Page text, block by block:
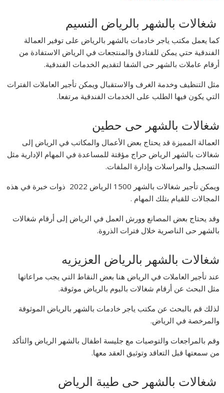
شغالات بالشهر بالرياض النسيم
كما يعمل مكتب ياجر خادمات بالشهر بالرياض على توفير العمالة
الفندقية حتي يمكن للفنادق والمنتجعات في الرياض الاستفادة من
أرقام عاملات بالشهر حى الشفا لتقديم الخدمات الفندقية.
مثل التنظيف وخدمة الغرف والاستقبال ويمكن تأجير العاملات الفترات
التي يكون فيها الطلب على الخدمات الفندقية مرتفعا.
شغالات بالشهر حى حطين
العمالة المميزة قد يحتاج بعض الأعمال والمكاتب في الرياض إلى
شغالات بالشهر الرياض حراج مؤقتة للمساعدة في المهام الإدارية مثل
التسجيل والمراسلات وإدارة الملفات.
ويمكن تأجير شغالات بالشهر 1500 الرياض 2022 ذوات خبرة في هذه
المجالات للقيام بتلك المهام .
وقد يحتاج بعض المصانع وورش العمل في الرياض إلى أرقام شغالات
بالشهر حى الناصرية خلال فترات الذروة.
شغالات بالشهر بالرياض العزيزيه
عند تأجير العاملات في الرياض هنا بعض النقاط التي يجب مراعاتها
مثل البحث عن أرقام شغالات باليوم بالرياض موثوقة.
لذلك قم بالبحث عن مكتب ياجر خادمات بالشهر بالرياض الموثوقة
والمرخصة في الرياض.
وقم بالمراجعات والتوصيات مع جليسة اطفال بالشهر الرياض والتأكد
من سمعتها قبل التعاقد وتوثيق العقد معها.
شغالات بالشهر حى طيبة الرياض